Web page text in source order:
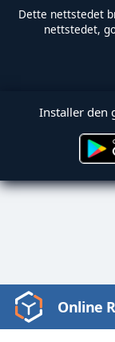
Dette nettstedet
nettstedet,
Installer den
Video
Player
Online